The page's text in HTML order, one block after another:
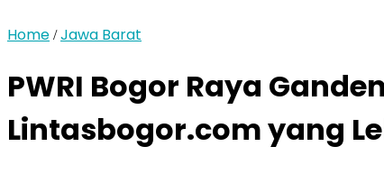
Home /Jawa Barat
PWRI Bogor Raya
Lintasbogor.com yang